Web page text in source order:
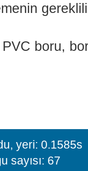
PVC boru,
yeri: 0.1585s
sayısı: 67